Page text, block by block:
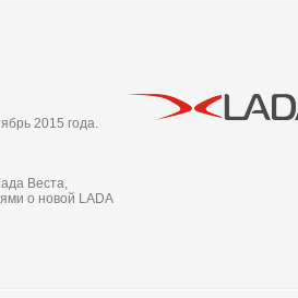
2015 года.
Веста,
о новой LADA